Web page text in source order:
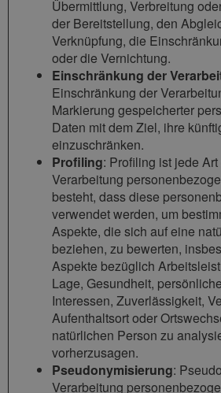
Übermittlung, Verbreitung
der Bereitstellung, den
Verknüpfung, die
oder die Vernichtung.
Einschränkung der
Einschränkung der
Markierung gespeicherter
Daten mit dem Ziel, ihre
einzuschränken.
Profiling: Profiling ist jede
Verarbeitung
besteht, dass diese
verwendet werden, um
Aspekte, die sich auf eine
beziehen, zu bewerten,
Aspekte bezüglich
Lage, Gesundheit,
Interessen, Zuverlässigkeit,
Aufenthaltsort oder
natürlichen Person zu
vorherzusagen.
Pseudonymisierung:
Verarbeitung